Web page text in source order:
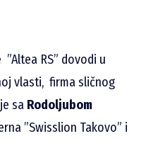
RS” dovodi u
vlasti, firma sličnog
sa Rodoljubom
”Swisslion Takovo” i